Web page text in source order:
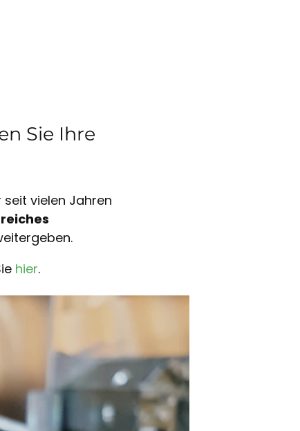
Sie Ihre
vielen Jahren
hier.